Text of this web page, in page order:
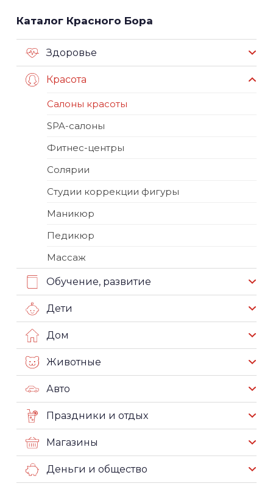
Каталог Красного Бора
Здоровье
Красота
Салоны красоты
SPA-салоны
Фитнес-центры
Солярии
Студии коррекции фигуры
Маникюр
Педикюр
Массаж
Обучение, развитие
Дети
Дом
Животные
Авто
Праздники и отдых
Магазины
Деньги и общество